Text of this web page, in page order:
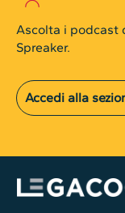
Ascolta i podcast
Spreaker.
Accedi alla